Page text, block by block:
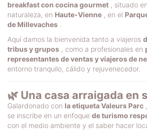
breakfast con cocina gourmet , situado
naturaleza, en Haute-Vienne , en el
de Millevaches
Aquí damos la bienvenida tanto a viajeros
tribus y grupos , como a profesionales en
representantes de ventas y viajeros de
entorno tranquilo, cálido y rejuvenecedor.
🌿 Una casa arraigada en
Galardonado con la etiqueta Valeurs Parc
se inscribe en un enfoque de turismo
con el medio ambiente y el saber hacer